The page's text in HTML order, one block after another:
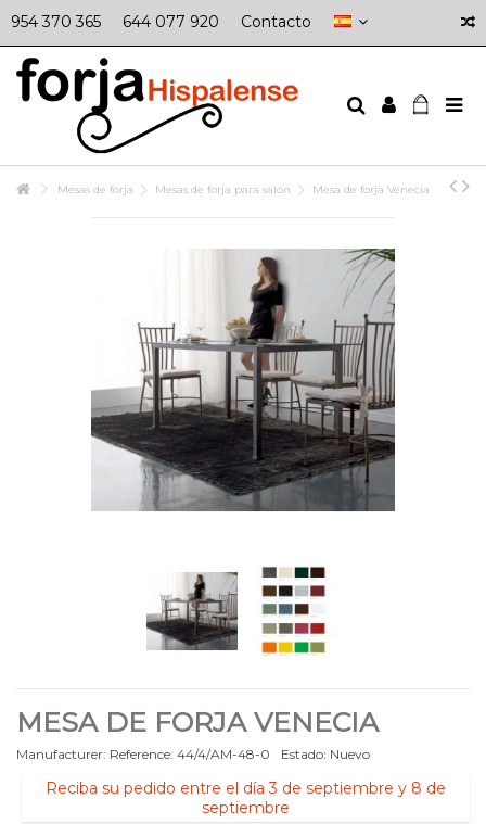
954 370 365 644 077 920 Contacto
Mesas de forja Mesas de forja para salón Mesa de forja Venecia
MESA DE FORJA VENECIA
Manufacturer: Reference: 44/4/AM-48-0 Estado: Nuevo
Reciba su pedido entre el día 3 de septiembre y 8 de
septiembre